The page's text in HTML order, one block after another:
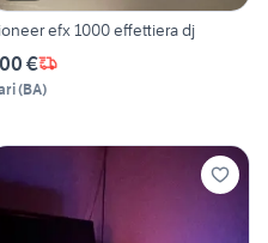
efx 1000 effettiera dj
€
(BA)